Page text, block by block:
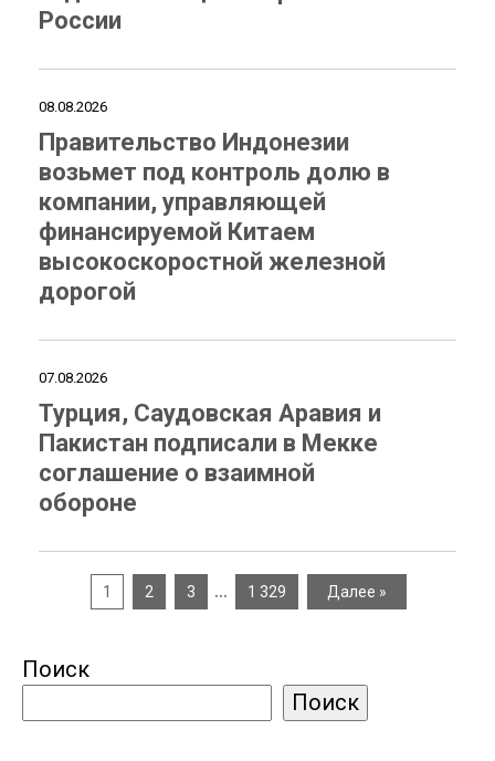
России
08.08.2026
Правительство Индонезии
возьмет под контроль долю в
компании, управляющей
финансируемой Китаем
высокоскоростной железной
дорогой
07.08.2026
Турция, Саудовская Аравия и
Пакистан подписали в Мекке
соглашение о взаимной
обороне
1 2 3 … 1 329 Далее »
Поиск
Поиск